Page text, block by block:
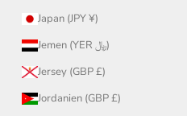
Japan (JPY ¥)
Jemen (YER ﷼)
Jersey (GBP £)
Jordanien (GBP £)